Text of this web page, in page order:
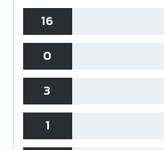
16
0
3
1